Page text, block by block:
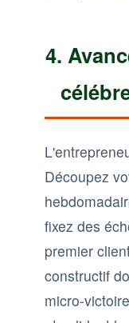
4.
Découpez
fixez des
premier
constructif
micro-